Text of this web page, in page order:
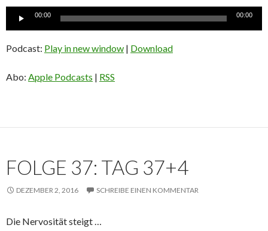
Audio-
00:00 00:00
Podcast: Play in new window | Download
Abo: Apple Podcasts | RSS
FOLGE 37: TAG 37+4
DEZEMBER 2, 2016 SCHREIBE EINEN KOMMENTAR
Die Nervosität steigt …